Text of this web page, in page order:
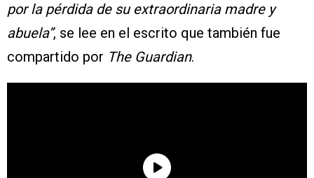
por la pérdida de su extraordinaria madre y
abuela”, se lee en el escrito que también fue
compartido por The Guardian.